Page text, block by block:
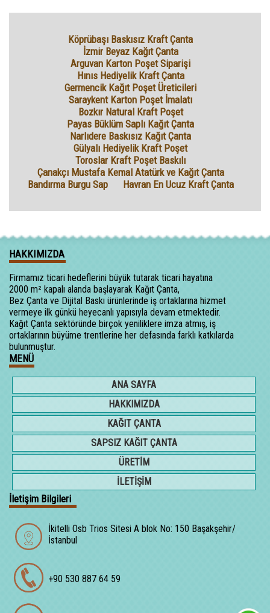
Köprübaşı Baskısız Kraft Çanta
İzmir Beyaz Kağıt Çanta
Arguvan Karton Poşet Siparişi
Hınıs Hediyelik Kraft Çanta
Germencik Kağıt Poşet Üreticileri
Saraykent Karton Poşet İmalatı
Bozkır Natural Kraft Poşet
Payas Büklüm Saplı Kağıt Çanta
Narlıdere Baskısız Kağıt Çanta
Gülyalı Hediyelik Kraft Poşet
Toroslar Kraft Poşet Baskılı
Çanakçı Mustafa Kemal Atatürk ve Kağıt Çanta
Bandırma Burgu Sap
Havran En Ucuz Kraft Çanta
HAKKIMIZDA
Firmamız ticari hedeflerini büyük tutarak ticari hayatına
2000 m² kapalı alanda başlayarak Kağıt Çanta,
Bez Çanta ve Dijital Baskı ürünlerinde iş ortaklarına hizmet
vermeye ilk günkü heyecanlı yapısıyla devam etmektedir.
Kağıt Çanta sektöründe birçok yeniliklere imza atmış, iş
ortaklarının büyüme trentlerine her defasında farklı katkılarda
bulunmuştur.
MENÜ
ANA SAYFA
HAKKIMIZDA
KAĞIT ÇANTA
SAPSIZ KAĞIT ÇANTA
ÜRETİM
İLETİŞİM
İletişim Bilgileri
İkitelli Osb Trios Sitesi A blok No: 150 Başakşehir/
İstanbul
+90 530 887 64 59